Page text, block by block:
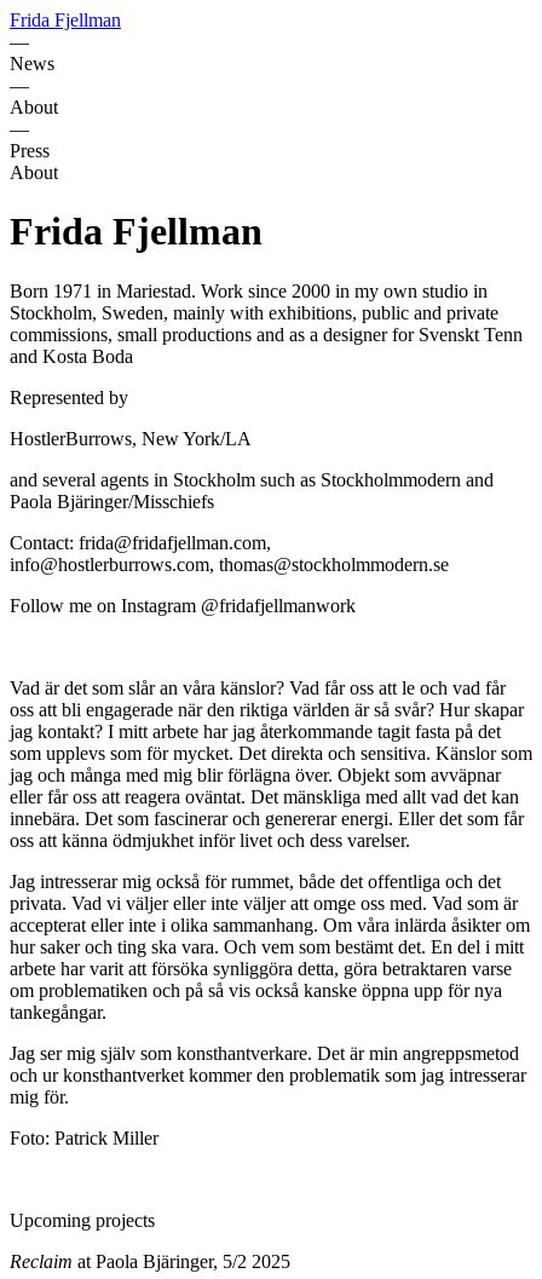
Frida Fjellman
—
News
—
About
—
Press
About
Frida Fjellman
Born 1971 in Mariestad. Work since 2000 in my own studio in
Stockholm, Sweden, mainly with exhibitions, public and private
commissions, small productions and as a designer for Svenskt Tenn
and Kosta Boda
Represented by
HostlerBurrows, New York/LA
and several agents in Stockholm such as Stockholmmodern and
Paola Bjäringer/Misschiefs
Contact: frida@fridafjellman.com,
info@hostlerburrows.com, thomas@stockholmmodern.se
Follow me on Instagram @fridafjellmanwork
Vad är det som slår an våra känslor? Vad får oss att le och vad får
oss att bli engagerade när den riktiga världen är så svår? Hur skapar
jag kontakt? I mitt arbete har jag återkommande tagit fasta på det
som upplevs som för mycket. Det direkta och sensitiva. Känslor som
jag och många med mig blir förlägna över. Objekt som avväpnar
eller får oss att reagera oväntat. Det mänskliga med allt vad det kan
innebära. Det som fascinerar och genererar energi. Eller det som får
oss att känna ödmjukhet inför livet och dess varelser.
Jag intresserar mig också för rummet, både det offentliga och det
privata. Vad vi väljer eller inte väljer att omge oss med. Vad som är
accepterat eller inte i olika sammanhang. Om våra inlärda åsikter om
hur saker och ting ska vara. Och vem som bestämt det. En del i mitt
arbete har varit att försöka synliggöra detta, göra betraktaren varse
om problematiken och på så vis också kanske öppna upp för nya
tankegångar.
Jag ser mig själv som konsthantverkare. Det är min angreppsmetod
och ur konsthantverket kommer den problematik som jag intresserar
mig för.
Foto: Patrick Miller
Upcoming projects
Reclaim at Paola Bjäringer, 5/2 2025